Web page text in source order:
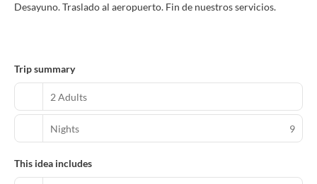
Desayuno. Traslado al aeropuerto. Fin de nuestros servicios.
Trip summary
2 Adults
Nights 9
This idea includes